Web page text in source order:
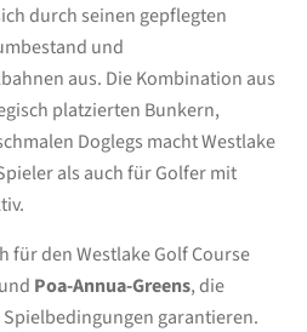
durch seinen gepflegten
und
aus. Die Kombination aus
platzierten Bunkern,
Doglegs macht Westlake
als auch für Golfer mit
für den Westlake Golf Course
und Poa-Annua-Greens, die
garantieren.